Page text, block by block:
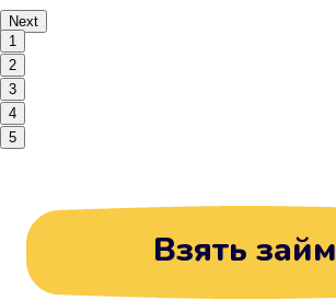
Next
1
2
3
4
5
Взять займ